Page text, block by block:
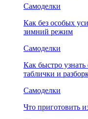
Самоделки
Как без особых
зимний режим
Самоделки
Как быстро узнать
таблички и
Самоделки
Что приготовить